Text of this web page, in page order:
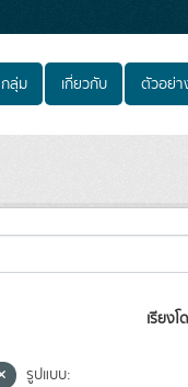
กลุ่ม เกี่ยวกับ ตัวอย่า
เรียงโ
รูปแบบ: